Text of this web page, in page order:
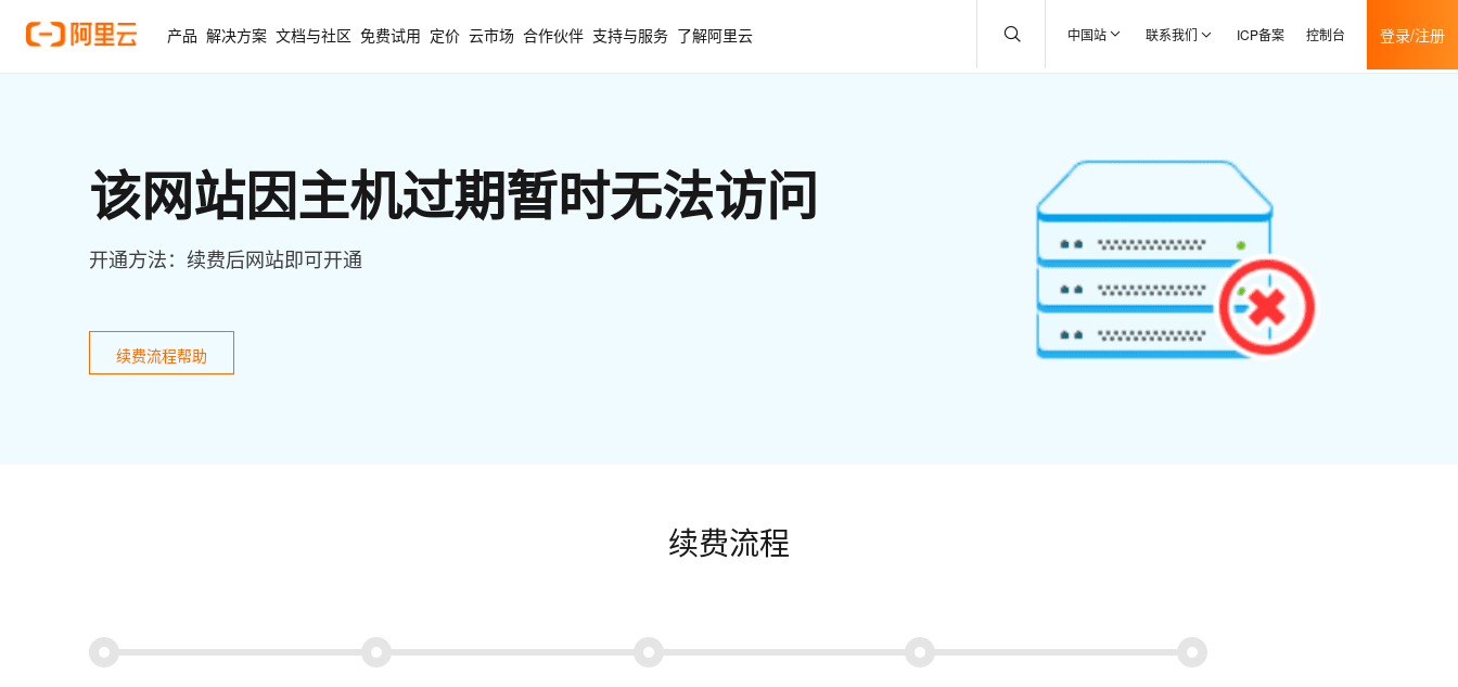
产品 解决方案 文档与社区 免费试用 定价 云市场 合作伙伴 支持与服务 了解阿里云 中国站 联系我们 ICP备案 控制台 登录/注册
该网站因主机过期暂时无法访问
开通方法：续费后网站即可开通
续费流程帮助
续费流程